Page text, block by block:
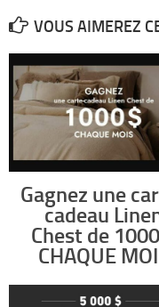
VOUS AIMEREZ
Gagnez une
cadeau
Chest de
CHAQUE